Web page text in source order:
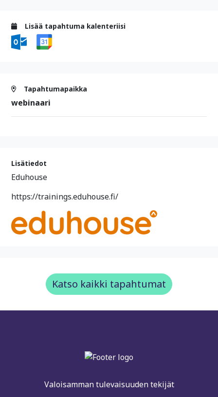
Lisää tapahtuma kalenteriisi
Tapahtumapaikka
webinaari
Lisätiedot
Eduhouse
https://trainings.eduhouse.fi/
Katso kaikki tapahtumat
Valoisamman tulevaisuuden tekijät